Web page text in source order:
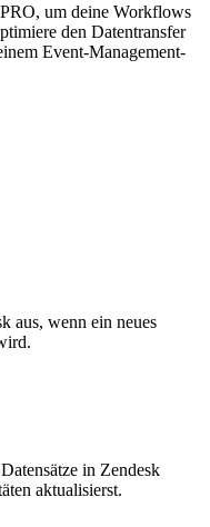
um deine Workflows
den Datentransfer
Event-Management-
aus, wenn ein neues
in Zendesk
aktualisierst.